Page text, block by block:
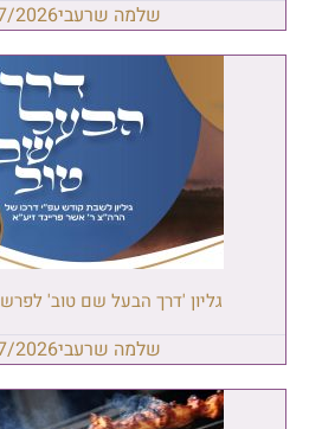
שלמה שרעבי2026
גליון 'דרך הבעל שם טוב'
שלמה שרעבי2026